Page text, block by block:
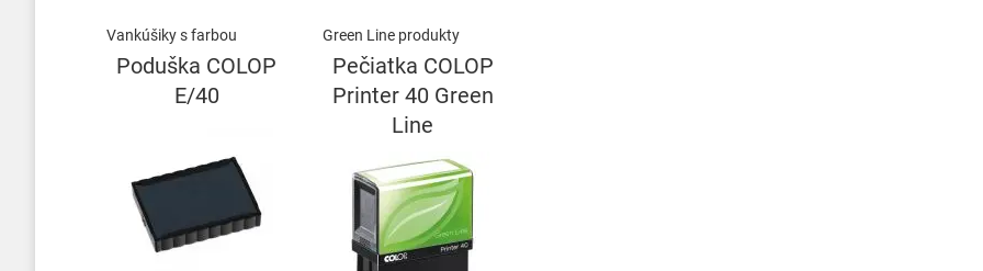
Vankúšiky s farbou
Poduška COLOP
E/40
Green Line produkty
Pečiatka COLOP
Printer 40 Green
Line